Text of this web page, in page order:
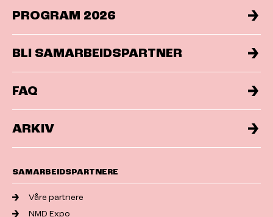
PROGRAM 2026
BLI SAMARBEIDSPARTNER
FAQ
ARKIV
SAMARBEIDSPARTNERE
Våre partnere
NMD Expo